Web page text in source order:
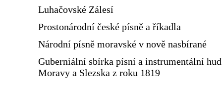
Luhačovské Zálesí
Prostonárodní české písně a říkadla
Národní písně moravské v nově nasbírané
Guberniální sbírka písní a instrumentální
Moravy a Slezska z roku 1819